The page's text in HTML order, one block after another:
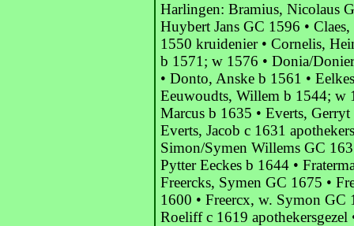
Harlingen: Bramius, Nicolaus
Huybert Jans GC 1596 •
1550 kruidenier • Cornelis,
b 1571; w 1576 • Donia/
• Donto, Anske b 1561 •
Eeuwoudts, Willem b 1544; w
Marcus b 1635 • Everts,
Everts, Jacob c 1631
Simon/Symen Willems GC
Pytter Eeckes b 1644 •
Freercks, Symen GC 1675 •
1600 • Freercx, w. Symon GC
Roeliff c 1619 apothekersgezel